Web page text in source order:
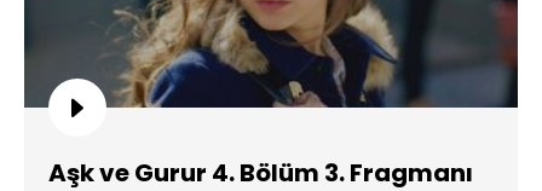
Aşk ve Gurur 4. Bölüm 3. Fragmanı